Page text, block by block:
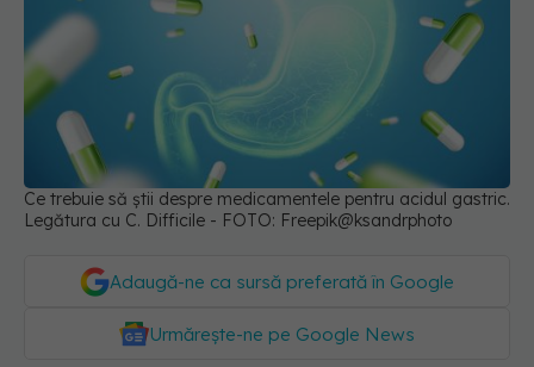
Ce trebuie să știi despre medicamentele pentru acidul gastric.
Legătura cu C. Difficile - FOTO: Freepik@ksandrphoto
Adaugă-ne ca sursă preferată în Google
Urmărește-ne pe Google News